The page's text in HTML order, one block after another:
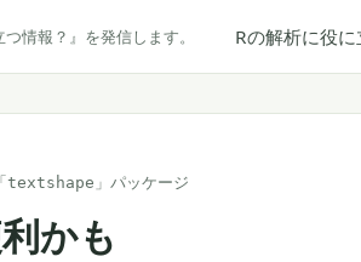
情報？』を発信します。 Rの解析に役
textshape」パッケージ
かも